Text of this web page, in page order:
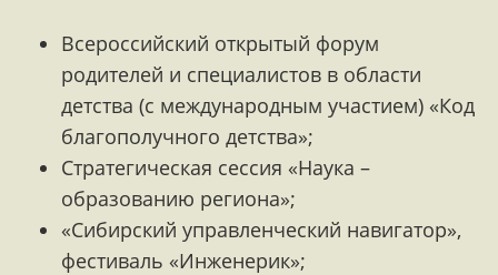
Всероссийский открытый форум
родителей и специалистов в области
детства (с международным участием) «Код
благополучного детства»;
Cтратегическая сессия «Наука –
образованию региона»;
«Сибирский управленческий навигатор»,
фестиваль «Инженерик»;